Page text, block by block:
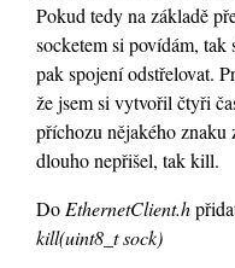
Pokud tedy na základě
socketem si povídám,
pak spojení odstřelovat.
že jsem si vytvořil čtyři
příchozu nějakého znaku
dlouho nepřišel, tak kill.
Do EthernetClient.h
kill(uint8_t sock)